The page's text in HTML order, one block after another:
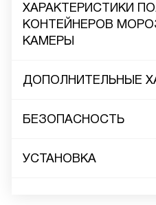
ХАРАКТЕРИСТИКИ
КОНТЕЙНЕРОВ
КАМЕРЫ
ДОПОЛНИТЕЛЬНЫЕ
БЕЗОПАСНОСТЬ
УСТАНОВКА